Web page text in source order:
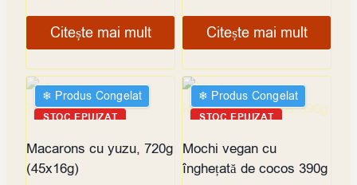
Citește mai mult Citește mai mult
❄︎ Produs Congelat
STOC EPUIZAT
Macarons cu yuzu, 720g
(45x16g)
❄︎ Produs Congelat
STOC EPUIZAT
Mochi vegan cu
înghețată de cocos 390g